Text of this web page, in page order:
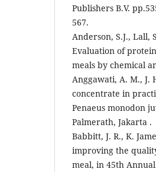
Publishers B.V.
567.
Anderson, S.J., Lall,
Evaluation of
meals by chemical
Anggawati, A. M., J.
concentrate in
Penaeus monodon
Palmerath, Jakarta .
Babbitt, J. R., K.
improving the
meal, in 45th